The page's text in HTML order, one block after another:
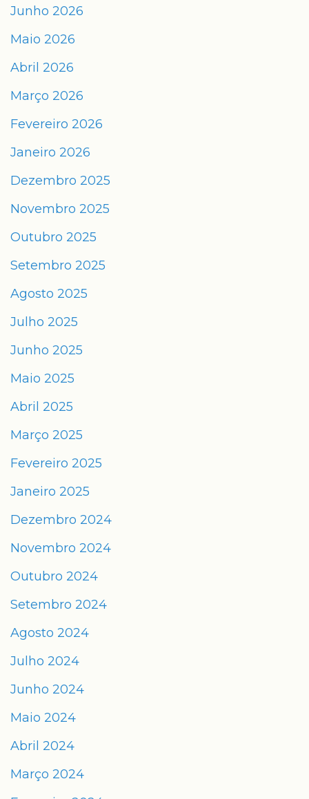
Junho 2026
Maio 2026
Abril 2026
Março 2026
Fevereiro 2026
Janeiro 2026
Dezembro 2025
Novembro 2025
Outubro 2025
Setembro 2025
Agosto 2025
Julho 2025
Junho 2025
Maio 2025
Abril 2025
Março 2025
Fevereiro 2025
Janeiro 2025
Dezembro 2024
Novembro 2024
Outubro 2024
Setembro 2024
Agosto 2024
Julho 2024
Junho 2024
Maio 2024
Abril 2024
Março 2024